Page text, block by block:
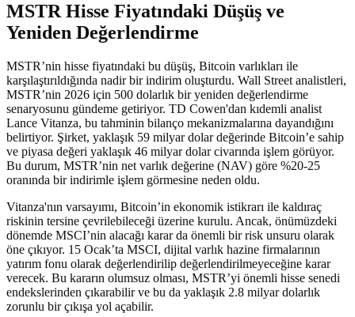
MSTR Hisse Fiyatındaki Düşüş ve
Yeniden Değerlendirme
MSTR’nin hisse fiyatındaki bu düşüş, Bitcoin varlıkları ile
karşılaştırıldığında nadir bir indirim oluşturdu. Wall Street analistleri,
MSTR’nin 2026 için 500 dolarlık bir yeniden değerlendirme
senaryosunu gündeme getiriyor. TD Cowen'dan kıdemli analist
Lance Vitanza, bu tahminin bilanço mekanizmalarına dayandığını
belirtiyor. Şirket, yaklaşık 59 milyar dolar değerinde Bitcoin’e sahip
ve piyasa değeri yaklaşık 46 milyar dolar civarında işlem görüyor.
Bu durum, MSTR’nin net varlık değerine (NAV) göre %20-25
oranında bir indirimle işlem görmesine neden oldu.
Vitanza'nın varsayımı, Bitcoin’in ekonomik istikrarı ile kaldıraç
riskinin tersine çevrilebileceği üzerine kurulu. Ancak, önümüzdeki
dönemde MSCI’nin alacağı karar da önemli bir risk unsuru olarak
öne çıkıyor. 15 Ocak’ta MSCI, dijital varlık hazine firmalarının
yatırım fonu olarak değerlendirilip değerlendirilmeyeceğine karar
verecek. Bu kararın olumsuz olması, MSTR’yi önemli hisse senedi
endekslerinden çıkarabilir ve bu da yaklaşık 2.8 milyar dolarlık
zorunlu bir çıkışa yol açabilir.